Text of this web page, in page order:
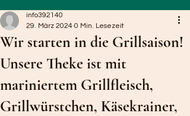
Wir starten in die Grillsaison!
Unsere Theke ist mit
mariniertem Grillfleisch,
Grillwürstchen, Käsekrainer,
info392140
29. März 2024 0 Min. Lesezeit